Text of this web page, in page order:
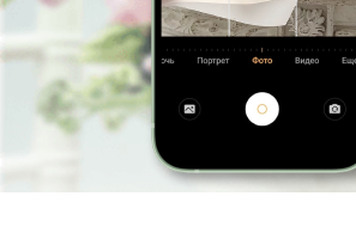
Салоны для
Опишите ваши потребности, и я
стоимость цветов и услуг с
возможной скидкой и
Наши постоянные